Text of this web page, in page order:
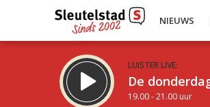
NIEUWS
LUISTER LIVE:
De
19.00 - 21.00 uur